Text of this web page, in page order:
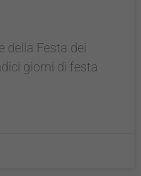
della Festa dei
giorni di festa